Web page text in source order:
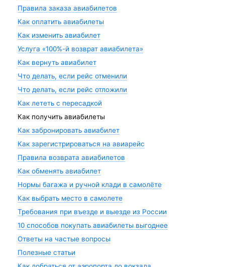
Правила заказа авиабилетов
Как оплатить авиабилеты
Как изменить авиабилет
Услуга «100%-й возврат авиабилета»
Как вернуть авиабилет
Что делать, если рейс отменили
Что делать, если рейс отложили
Как лететь с пересадкой
Как получить авиабилеты
Как забронировать авиабилет
Как зарегистрироваться на авиарейс
Правила возврата авиабилетов
Как обменять авиабилет
Нормы багажа и ручной клади в самолёте
Как выбрать место в самолете
Требования при въезде и выезде из России
10 способов покупать авиабилеты выгоднее
Ответы на частые вопросы
Полезные статьи